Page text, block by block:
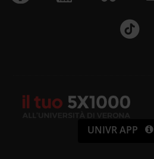
UNIVR APP